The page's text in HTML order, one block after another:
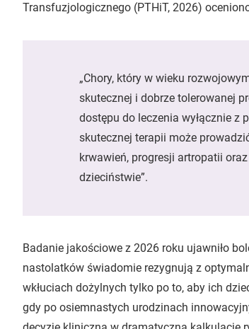
Transfuzjologicznego (PTHiT, 2026)
„Chory, który w wieku
skutecznej i dobrze tolerowanej
dostępu do leczenia wyłącznie z
skutecznej terapii może
krwawień, progresji artropatii
dzieciństwie”.
Badanie jakościowe z 2026 roku ujawniło
nastolatków świadomie rezygnują z
wkłuciach dożylnych tylko po to, aby ich
gdy po osiemnastych urodzinach